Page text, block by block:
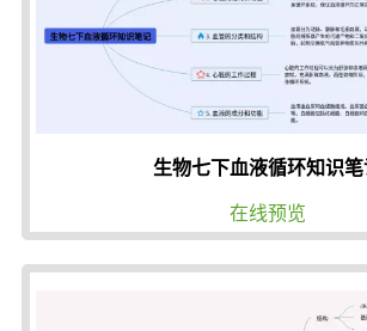
生物七下血液循环知识
在线预览